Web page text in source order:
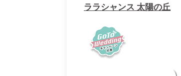
ララシャンス 太陽の丘